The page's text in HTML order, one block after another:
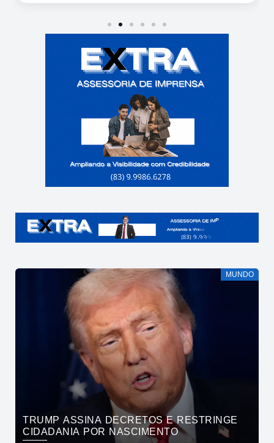
MUNDO
TRUMP ASSINA DECRETOS E RESTRINGE
CIDADANIA POR NASCIMENTO